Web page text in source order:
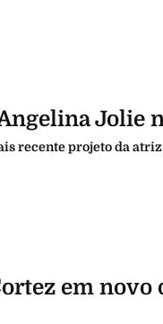
Jolie
recente projeto da
em novo